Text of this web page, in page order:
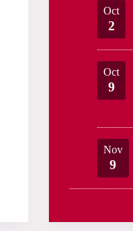
Oct
2
Oct
9
Nov
9